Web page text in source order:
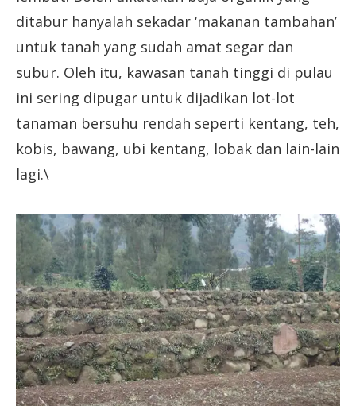
ditabur hanyalah sekadar ‘makanan tambahan’
untuk tanah yang sudah amat segar dan
subur. Oleh itu, kawasan tanah tinggi di pulau
ini sering dipugar untuk dijadikan lot-lot
tanaman bersuhu rendah seperti kentang, teh,
kobis, bawang, ubi kentang, lobak dan lain-lain
lagi.\